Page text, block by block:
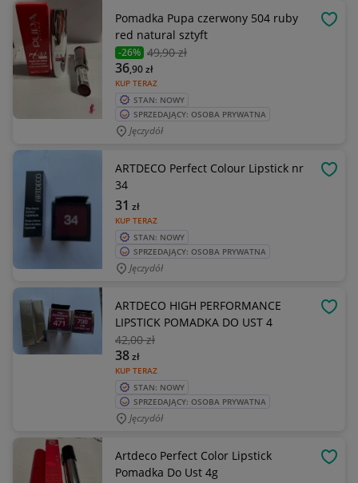
Pomadka Pupa czerwony 504 ruby
red natural sztyft
-26% 49,90 zł
KUP TERAZ
36,90zł
STAN: NOWY
SPRZEDAJĄCY: OSOBA PRYWATNA
Jęczydół
ARTDECO Perfect Colour Lipstick nr
34
KUP TERAZ
31 zł
STAN: NOWY
SPRZEDAJĄCY: OSOBA PRYWATNA
Jęczydół
ARTDECO HIGH PERFORMANCE
LIPSTICK POMADKA DO UST 4
42,00 zł
KUP TERAZ
38zł
STAN: NOWY
SPRZEDAJĄCY: OSOBA PRYWATNA
Jęczydół
Artdeco Perfect Color Lipstick
Pomadka Do Ust 4g